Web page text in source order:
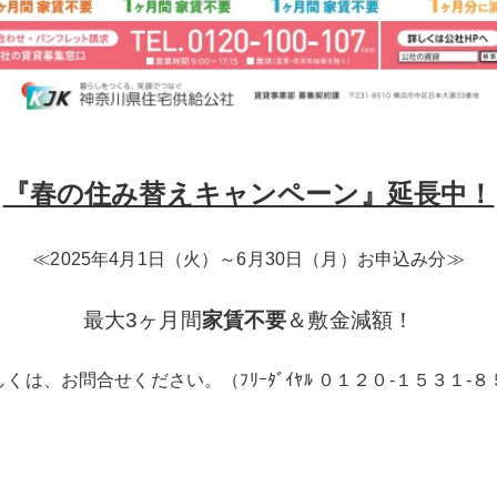
『春の住み替えキャンペーン』延長中！
≪2025年4月1日（火）～6月30日（月）お申込み分≫
最大3ヶ月間家賃不要＆敷金減額！
くは、お問合せください。（ﾌﾘｰﾀﾞｲﾔﾙ ０１２０-１５３１-８